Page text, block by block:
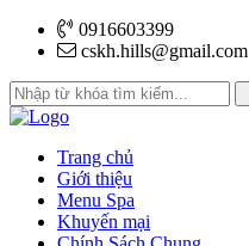
0916603399
cskh.hills@gmail.com
Trang chủ
Giới thiệu
Menu Spa
Khuyến mại